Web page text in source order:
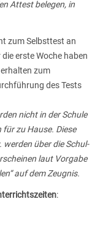
Attest belegen, in
zum Selbsttest an
erste Woche haben
zum
des Tests
nicht in der Schule
zu Hause. Diese
werden über die Schul-
laut Vorgabe
auf dem Zeugnis.
: